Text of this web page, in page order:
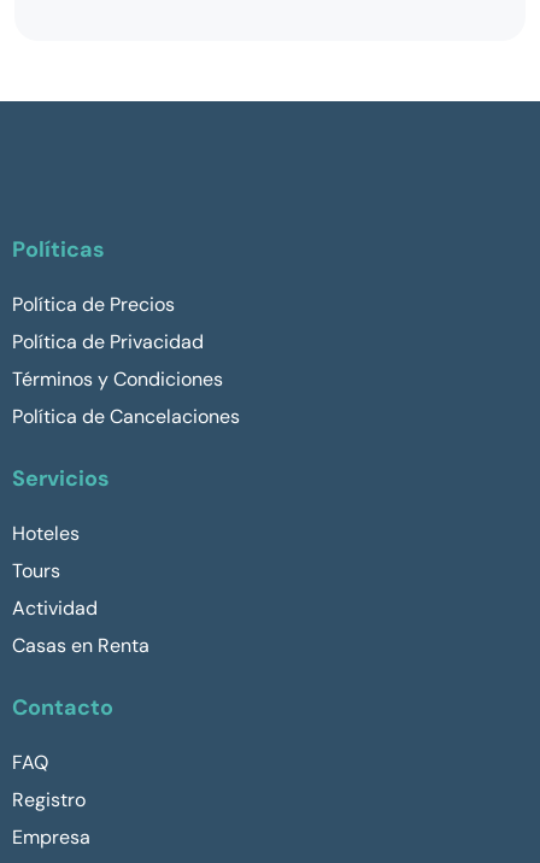
Políticas
Política de Precios
Política de Privacidad
Términos y Condiciones
Política de Cancelaciones
Servicios
Hoteles
Tours
Actividad
Casas en Renta
Contacto
FAQ
Registro
Empresa